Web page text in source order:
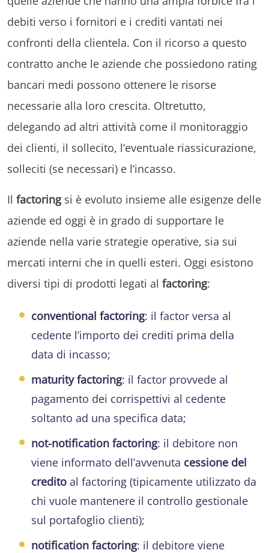
debiti verso i fornitori e i crediti vantati nei
confronti della clientela. Con il ricorso a questo
contratto anche le aziende che possiedono rating
bancari medi possono ottenere le risorse
necessarie alla loro crescita. Oltretutto,
delegando ad altri attività come il monitoraggio
dei clienti, il sollecito, l’eventuale riassicurazione,
solleciti (se necessari) e l’incasso.
Il factoringsi è evoluto insieme alle esigenze delle
aziende ed oggi è in grado di supportare le
aziende nella varie strategie operative, sia sui
mercati interni che in quelli esteri. Oggi esistono
diversi tipi di prodotti legati al factoring:
conventional factoring: il factor versa al
cedente l’importo dei crediti prima della
data di incasso;
maturity factoring: il factor provvede al
pagamento dei corrispettivi al cedente
soltanto ad una specifica data;
not-notification factoring: il debitore non
viene informato dell’avvenuta cessione del
credito al factoring (tipicamente utilizzato da
chi vuole mantenere il controllo gestionale
sul portafoglio clienti);
notification factoring: il debitore viene